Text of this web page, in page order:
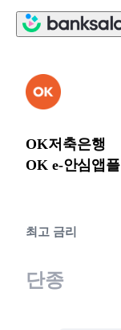
OK저축은행
OK e-안심앱
최고 금리
단종